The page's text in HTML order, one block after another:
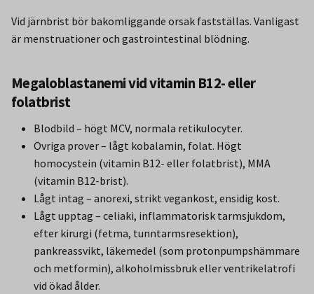
Vid järnbrist bör bakomliggande orsak fastställas. Vanligast
är menstruationer och gastrointestinal blödning.
Megaloblastanemi vid vitamin B12- eller
folatbrist
Blodbild – högt MCV, normala retikulocyter.
Övriga prover – lågt kobalamin, folat. Högt
homocystein (vitamin B12- eller folatbrist), MMA
(vitamin B12-brist).
Lågt intag – anorexi, strikt vegankost, ensidig kost.
Lågt upptag – celiaki, inflammatorisk tarmsjukdom,
efter kirurgi (fetma, tunntarmsresektion),
pankreassvikt, läkemedel (som protonpumpshämmare
och metformin), alkoholmissbruk eller ventrikelatrofi
vid ökad ålder.